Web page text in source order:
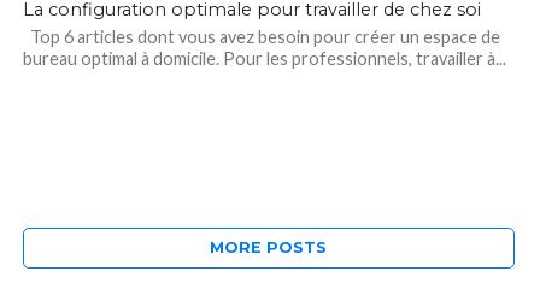
La configuration optimale pour travailler de chez soi
Top 6 articles dont vous avez besoin pour créer un espace de
bureau optimal à domicile. Pour les professionnels, travailler à...
MORE POSTS